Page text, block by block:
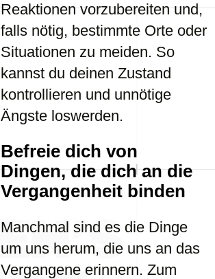
Reaktionen vorzubereiten und,
falls nötig, bestimmte Orte oder
Situationen zu meiden. So
kannst du deinen Zustand
kontrollieren und unnötige
Ängste loswerden.
Befreie dich von
Dingen, die dich an die
Vergangenheit binden
Manchmal sind es die Dinge
um uns herum, die uns an das
Vergangene erinnern. Zum